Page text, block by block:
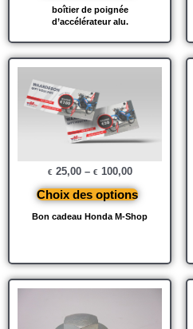
boîtier de poignée
d’accélérateur alu.
Bon cadeau Honda M-Shop
€ 25,00– € 100,00
Choix des options